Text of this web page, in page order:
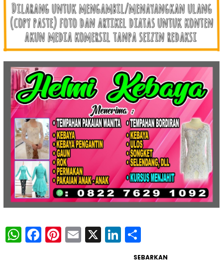
WhatsApp
Facebook
Pinterest
Email
X LinkedIn
SEBARKAN